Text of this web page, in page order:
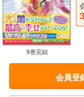
9巻完結
会員登